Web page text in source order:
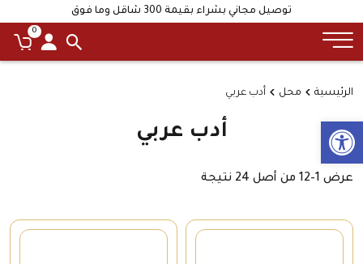
Open toolbar
توصيل مجاني بشراء بقيمة 300 شاقل وما فوق
0
الرئيسية محل أدب عربي
أدب عربي
عرض 1–24 من أصل 24 نتيجة